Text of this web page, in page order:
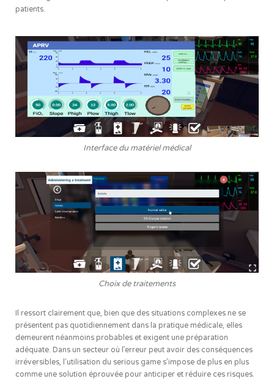
patients.
Interface du matériel médical
Choix de traitements
Il ressort clairement que, bien que des situations complexes ne se
présentent pas quotidiennement dans la pratique médicale, elles
demeurent néanmoins probables et exigent une préparation
adéquate. Dans un secteur où l’erreur peut avoir des conséquences
irréversibles, l’utilisation du serious game s’impose de plus en plus
comme une solution éprouvée pour anticiper et réduire ces risques.